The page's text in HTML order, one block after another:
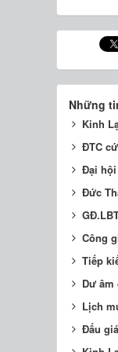
Những
Kinh
ĐTC
Đại hội
Đức
Công
Tiếp
Dư
Lịch
Đấu